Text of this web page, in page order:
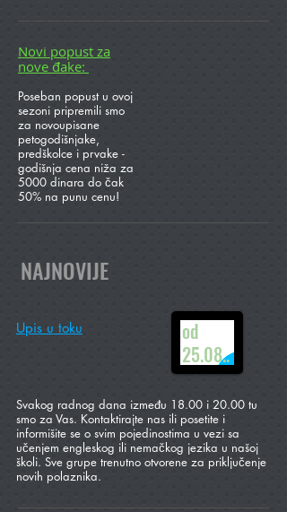
Novi popust za
nove đake:
Poseban popust u ovoj
sezoni pripremili smo
za novoupisane
petogodišnjake,
predškolce i prvake -
godišnja cena niža za
5000 dinara do čak
50% na punu cenu!
NAJNOVIJE
Upis u toku
od
25.08..
Svakog radnog dana između 18.00 i 20.00 tu
smo za Vas. Kontaktirajte nas ili posetite i
informišite se o svim pojedinostima u vezi sa
učenjem engleskog ili nemačkog jezika u našoj
školi. Sve grupe trenutno otvorene za priključenje
novih polaznika.